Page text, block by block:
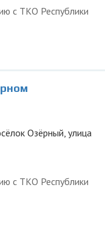
с ТКО Республики
Озёрный, улица
с ТКО Республики